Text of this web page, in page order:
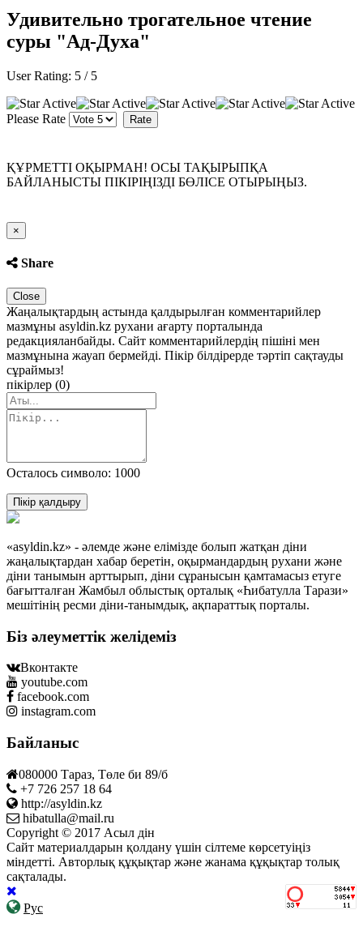
Удивительно трогательное чтение
суры "Ад-Духа"
User Rating: 5 / 5
Please Rate
ҚҰРМЕТТІ ОҚЫРМАН! ОСЫ ТАҚЫРЫПҚА
БАЙЛАНЫСТЫ ПІКІРІҢІЗДІ БӨЛІСЕ ОТЫРЫҢЫЗ.
×
Share
Close
Жаңалықтардың астында қалдырылған комментарийлер
мазмұны asyldin.kz рухани ағарту порталында
редакцияланбайды. Сайт комментарийлердің пішіні мен
мазмұнына жауап бермейді. Пікір білдірерде тәртіп сақтауды
сұраймыз!
пікірлер (0)
Осталось символо: 1000
Пікір қалдыру
«asyldin.kz» - әлемде және елімізде болып жатқан діни
жаңалықтардан хабар беретін, оқырмандардың рухани және
діни танымын арттырып, діни сұранысын қамтамасыз етуге
бағытталған Жамбыл облыстық орталық «Һибатулла Тарази»
мешітінің ресми діни-танымдық, ақпараттық порталы.
Біз әлеуметтік желідеміз
Вконтакте
youtube.com
facebook.com
instagram.com
Байланыс
080000 Тараз, Төле би 89/б
+7 726 257 18 64
http://asyldin.kz
hibatulla@mail.ru
Copyright © 2017 Асыл дін
Сайт материалдарын қолдану үшін сілтеме көрсетуіңіз
міндетті. Авторлық құқықтар және жанама құқықтар толық
сақталады.
Рус